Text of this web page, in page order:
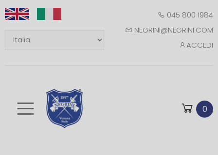
045 800 1984
NEGRINI@NEGRINI.COM
ACCEDI
Toggle mobile 0